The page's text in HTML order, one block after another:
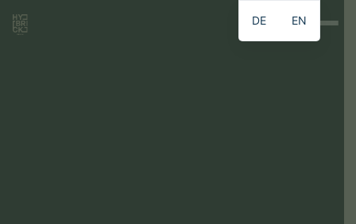
DE EN
DE EN